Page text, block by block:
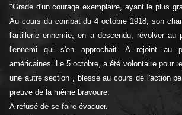
"Gradé d'un courage exemplaire, ayant le plus
Au cours du combat du 4 octobre 1918, son
l'artillerie ennemie, en a descendu, révolver au
l'ennemi qui s'en approchait. A rejoint au
américaines. Le 5 octobre, a été volontaire pour
une autre section , blessé au cours de l'action
preuve de la même bravoure.
A refusé de se faire évacuer.